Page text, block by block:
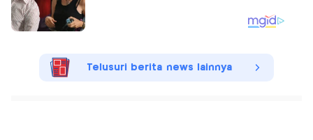
Telusuri berita news lainnya